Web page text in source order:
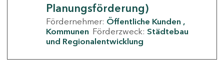
Planungsförderung)
Fördernehmer: Öffentliche Kunden
Kommunen Förderzweck: Städtebau
und Regionalentwicklung